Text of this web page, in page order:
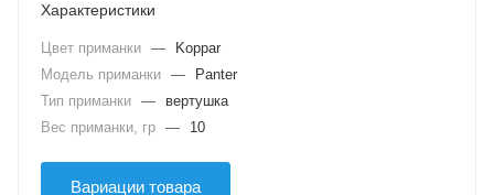
Характеристики
Цвет приманки —
Koppar
Модель приманки —
Panter
Тип приманки —
вертушка
Вес приманки, гр — 10
Вариации товара